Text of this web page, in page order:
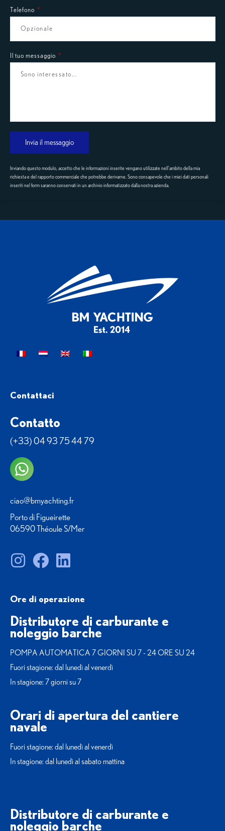
Telefono
Il tuo messaggio
Invia il messaggio
Inviando questo modulo, accetto che le informazioni inserite vengano utilizzate nell'ambito della mia
richiesta e del rapporto commerciale che potrebbe derivarne. Sono consapevole che i miei dati personali
inseriti nel form saranno conservati in un archivio informatizzato dalla nostra azienda.
Contattaci
Contatto
(+33) 04 93 75 44 79
ciao@bmyachting.fr
Porto di Figueirette
06590 Théoule S/Mer
Ore di operazione
Distributore di carburante e
noleggio barche
POMPA AUTOMATICA 7 GIORNI SU 7 - 24 ORE SU 24
Fuori stagione: dal lunedì al venerdì
In stagione: 7 giorni su 7
Orari di apertura del cantiere
navale
Fuori stagione: dal lunedì al venerdì
In stagione: dal lunedì al sabato mattina
Distributore di carburante e
noleggio barche